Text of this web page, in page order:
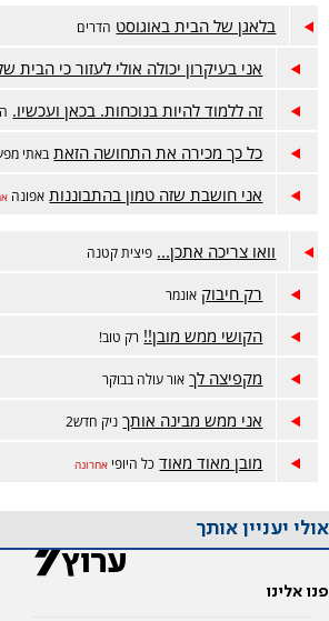
בלאגן של הבית באוגוסט הדרים
אני בעיקרון יכולה אולי לעזור כי הבית
זה ללמוד להיות בנוכחות. בכאן ועכשיו.
כל כך מכירה את התחושה הזאת באתי
אני חושבת שזה טמון בהתבוננות אפונה
וואו צריכה אתכן... פיצית קטנה
רק חיבוק אונמר
הקושי ממש מובן!! רק טוב!
מקפיצה לך אור עולה בבוקר
אני ממש מבינה אותך ניק חדש2
מובן מאוד מאוד כל היופי אחרונה
אולי יעניין אותך
פנו אלינו